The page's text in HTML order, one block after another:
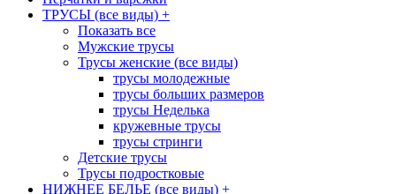
ТРУСЫ (все виды) +
Показать все
Мужские трусы
Трусы женские (все виды)
трусы молодежные
трусы больших размеров
трусы Неделька
кружевные трусы
трусы стринги
Детские трусы
Трусы подростковые
НИЖНЕЕ БЕЛЬЕ (все виды) +